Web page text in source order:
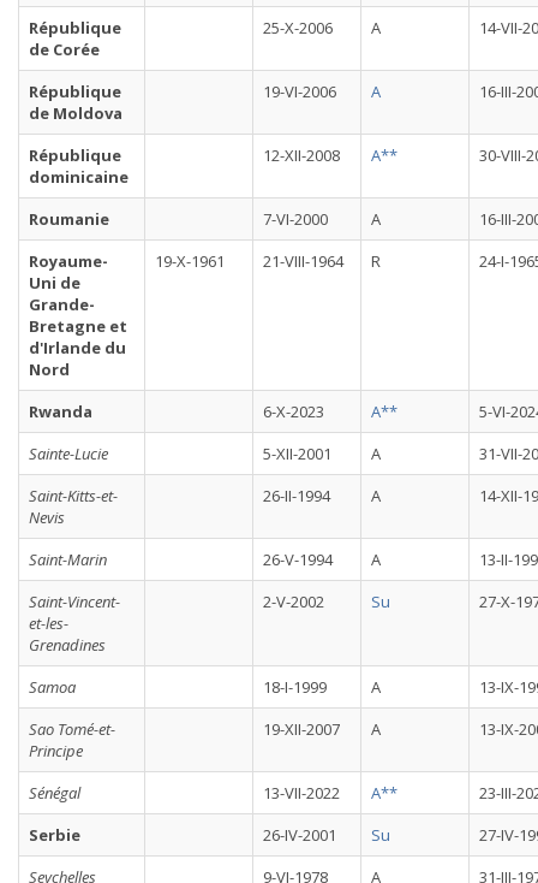
République
de Corée
25-X-2006 A 14-VII-
République
de Moldova
19-VI-2006 A 16-III-
République
dominicaine
12-XII-2008 A** 30-VIII-
Roumanie 7-VI-2000 A
16-III-
Royaume-
Uni de
Grande-
Bretagne et
d'Irlande du
Nord
19-X-1961 21-VIII-1964 R 24-I-
Rwanda 6-X-2023 A**
5-VI-
Sainte-Lucie
5-XII-2001 A
31-VII-
Saint-Kitts-et-
Nevis
26-II-1994 A 14-XII-
Saint-Marin 26-V-1994 A
13-II-
Saint-Vincent-
et-les-
Grenadines
2-V-2002 Su 27-X-
Samoa 18-I-1999 A
13-IX-
Sao Tomé-et-
Principe
19-XII-2007 A 13-IX-
Sénégal 13-VII-2022 A**
23-III-
Serbie
26-IV-2001 Su
27-IV-
Seychelles
9-VI-1978 A
31-III-